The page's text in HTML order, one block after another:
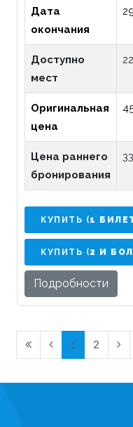
Дата
окончания
Доступно
мест
22
Оригинальная
цена
Цена раннего
бронирования
КУПИТЬ (1
КУПИТЬ (2 И
Подробности
1 2